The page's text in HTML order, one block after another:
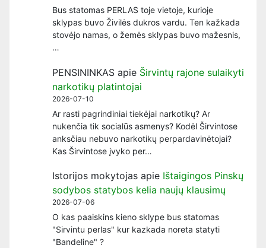
Bus statomas PERLAS toje vietoje, kurioje
sklypas buvo Živilės dukros vardu. Ten kažkada
stovėjo namas, o žemės sklypas buvo mažesnis,
…
PENSININKAS apie Širvintų rajone sulaikyti
narkotikų platintojai
2026-07-10
Ar rasti pagrindiniai tiekėjai narkotikų? Ar
nukenčia tik socialūs asmenys? Kodėl Širvintose
anksčiau nebuvo narkotikų perpardavinėtojai?
Kas Širvintose įvyko per…
Istorijos mokytojas apie Ištaigingos Pinskų
sodybos statybos kelia naujų klausimų
2026-07-06
O kas paaiskins kieno sklype bus statomas
"Sirvintu perlas" kur kazkada noreta statyti
"Bandeline" ?